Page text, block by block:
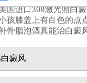
孩膝盖上有白色的点点摸着光
骨脂泡酒真能治白癜风吗 有
德灯下白斑比肉眼看到的
可替尼和他克莫司哪个治
皮肤ct检测白斑对治疗
癜风